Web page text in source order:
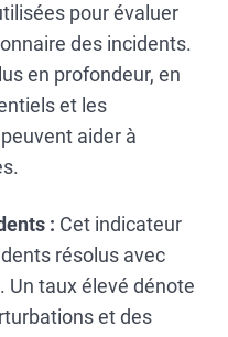
pour évaluer
des incidents.
en profondeur, en
et les
aider à
: Cet indicateur
résolus avec
Un taux élevé dénote
et des